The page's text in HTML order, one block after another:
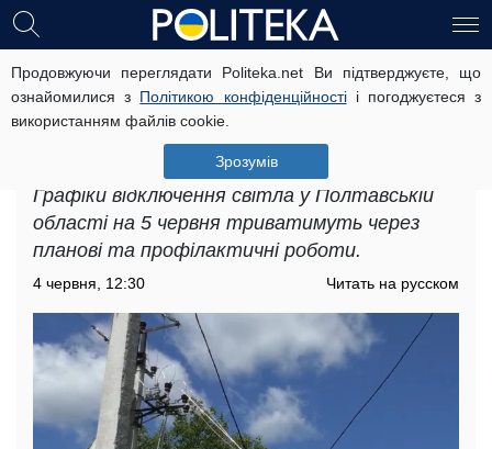
Продовжуючи переглядати Politeka.net Ви підтверджуєте, що
ознайомилися з Політикою конфіденційностіі погоджуєтеся з
використанням файлів cookie.
Зрозумів
Графіки відключення світла у
Полтавській області на 5 червня: де
доведеться провести багато годин
Графіки відключення світла у Полтавській
області на 5 червня триватимуть через
планові та профілактичні роботи.
4 червня, 12:30 Читать на русском